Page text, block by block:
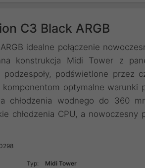
C3 Black ARGB
idealne połączenie
konstrukcja Midi Tower z
podświetlone przez
optymalne warunki
chłodzenia wodnego do 360
chłodzenia CPU, a nowoczesny
Typ:
Midi Tower